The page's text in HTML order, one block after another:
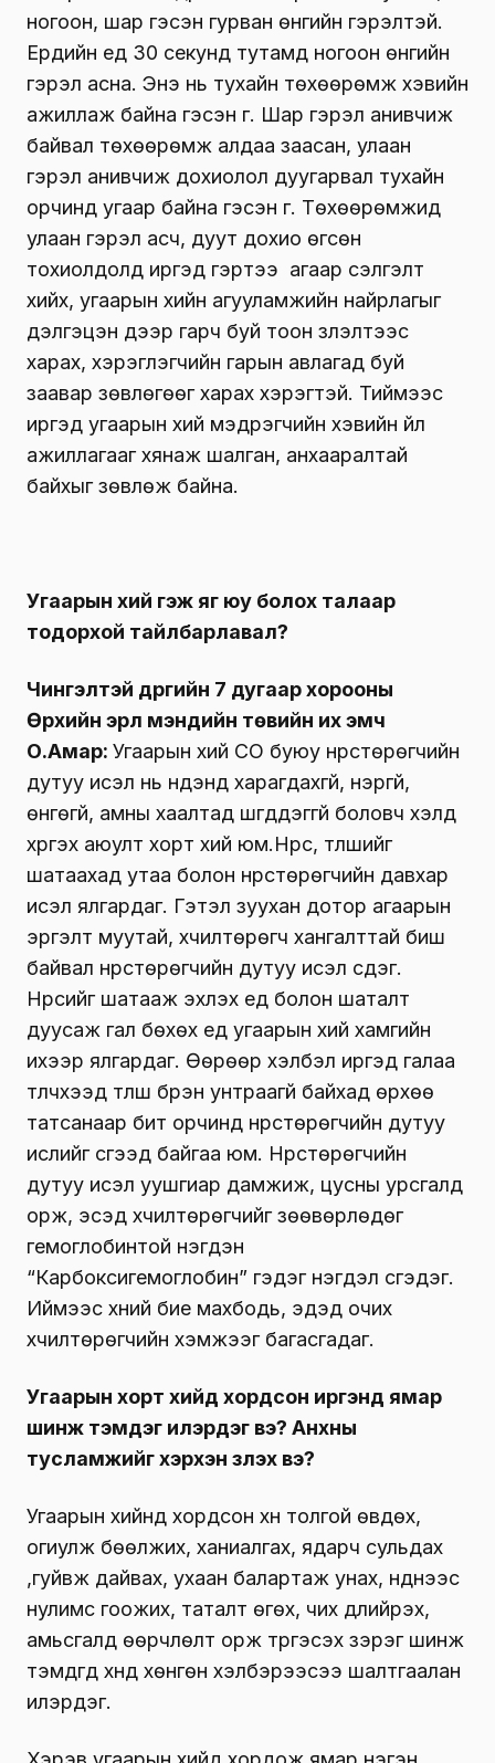
Нийслэлийн мэргэжлийн хяналтын газрын
Агаарын чанарын хяналтын хэлтсийн
Байгаль орчны хяналтын улсын байцаагч
Ө.Билгүүн: Засгийн газрын шийдвэрийн дагуу
нийслэлийн гэр хорооллын 200 мянган өрхөд
угаарын хий мэдрэгч төхөөрөмж
суурилуулсан.Иргэдийн хувьд нэг өрөөсгөл
ойлголттой байна. Энэхүү угаарын хий
мэдрэгчийг жилийн дөрвөн улиралд ашиглах
зориулалттай. Гэвч иргэд зөвхөн өвлийн
улиралд хэрэглээд, бусад үед унтраачхаад
байна.
Угаарын хий мэдрэгч төхөөрөмж нь улаан,
ногоон, шар гэсэн гурван өнгийн гэрэлтэй.
Ердийн үед 30 секунд тутамд ногоон өнгийн
гэрэл анивчиж дохиолол дуугарвал тухайн
орчинд угаар байна гэсэн үг. Төхөөрөмжид
тохиолдолд иргэд гэртээ агаар сэлгэлт
хийх, угаарын хийн агууламжийн найрлагыг
дэлгэцэн дээр гарч буй тоон үзүүлэлтээс
харах, хэрэглэгчийн гарын авлагад буй
заавар зөвлөгөөг харах хэрэгтэй. Тиймээс
иргэд угаарын хий мэдрэгчийн хэвийн үйл
ажиллагааг хянаж шалган, анхааралтай
байхыг зөвлөж байна.
Угаарын хий гэж яг юу болох талаар
тодорхой тайлбарлавал?
Чингэлтэй дүүргийн 7 дугаар хорооны
О.Амар: Угаарын хий СО буюу нүүрстөрөгчийн
дутуу исэл нь нүдэнд харагдахгүй, үнэргүй,
өнгөгүй, амны хаалтад шүүгддэггүй боловч үхэлд
шатаахад утаа болон нүүрстөрөгчийн давхар
исэл ялгардаг. Гэтэл зуухан дотор агаарын
эргэлт муутай, хүчилтөрөгч хангалттай биш
байвал нүүрстөрөгчийн дутуу исэл үүсдэг.
Нүүрсийг шатааж эхлэх үед болон шаталт
дуусаж гал бөхөх үед угаарын хий хамгийн
ихээр ялгардаг. Өөрөөр хэлбэл иргэд галаа
түлчхээд түлш бүрэн унтраагүй байхад өрхөө